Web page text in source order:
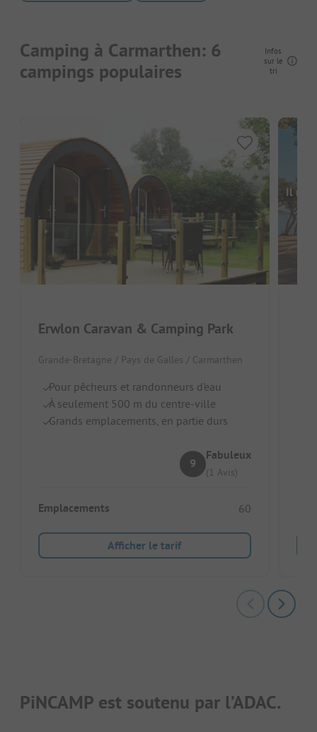
Camping à Carmarthen: 6
campings populaires
Infos
sur le
tri
Erwlon Caravan & Camping Park
Grande-Bretagne / Pays de Galles / Carmarthen
Pour pêcheurs et randonneurs d'eau
À seulement 500 m du centre-ville
Grands emplacements, en partie durs
9
Fabuleux
(1 Avis)
Emplacements 60
Afficher le tarif
Il
PiNCAMP est soutenu par l’ADAC.